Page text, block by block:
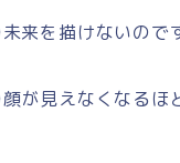
来を描けないので
が見えなくなるほ